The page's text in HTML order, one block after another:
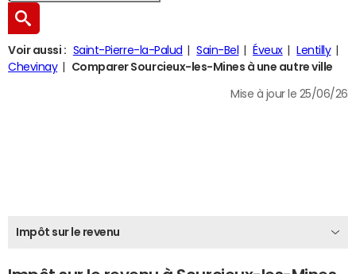
Voir aussi : Saint-Pierre-la-Palud Sain-Bel Éveux
Lentilly
Chevinay
Comparer Sourcieux-les-Mines à une autre ville
Mise à jour le 25/06/26
Impôt sur le revenu